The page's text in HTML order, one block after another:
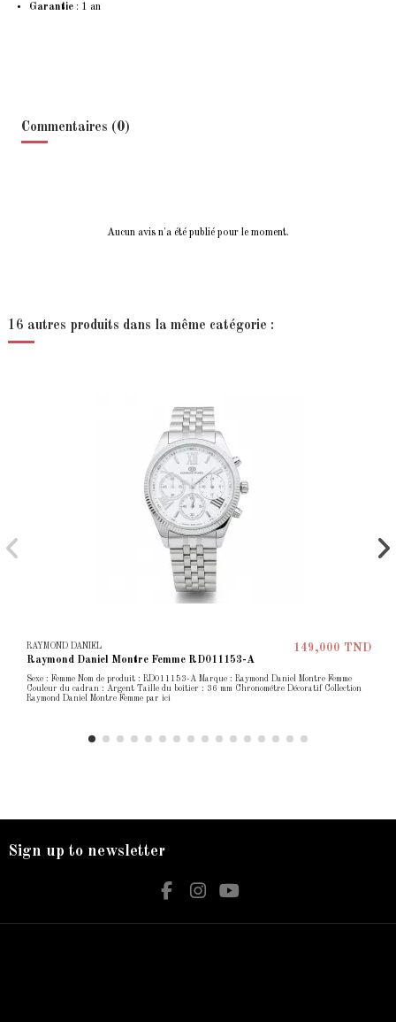
Garantie : 1 an
Commentaires (0)
Aucun avis n'a été publié pour le moment.
16 autres produits dans la même catégorie :
RAYMOND DANIEL
Raymond Daniel Montre Femme RD011153-A
149,000 TND
Sexe : Femme Nom de produit : RD011153-A Marque : Raymond Daniel Montre Femme
Couleur du cadran : Argent Taille du boîtier : 36 mm Chronométre Décoratif Collection
Raymond Daniel Montre Femme par ici
Sign up to newsletter